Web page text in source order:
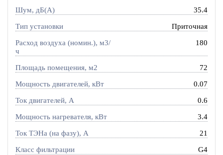
Шум, дБ(А) 35.4
Тип установки Приточная
Расход воздуха (номин.), м3/
ч
180
Площадь помещения, м2 72
Мощность двигателей, кВт 0.07
Ток двигателей, А 0.6
Мощность нагревателя, кВт 3.4
Ток ТЭНа (на фазу), А 21
Класс фильтрации G4